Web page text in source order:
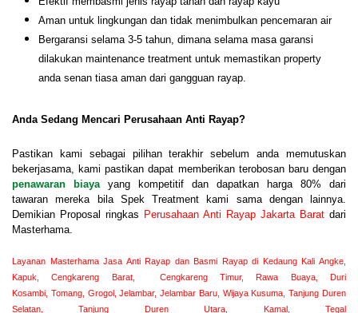
Aman untuk lingkungan dan tidak menimbulkan pencemaran air
Bergaransi selama 3-5 tahun, dimana selama masa garansi
dilakukan maintenance treatment untuk memastikan property
anda senan tiasa aman dari gangguan rayap.
Anda Sedang Mencari Perusahaan Anti Rayap?
Pastikan kami sebagai pilihan terakhir sebelum anda memutuskan
bekerjasama, kami pastikan dapat memberikan terobosan baru dengan
penawaran biayayang kompetitif dan dapatkan harga 80% dari
tawaran mereka bila Spek Treatment kami sama dengan lainnya.
Demikian Proposal ringkas Perusahaan Anti Rayap Jakarta Barat dari
Masterhama.
Layanan Masterhama Jasa Anti Rayap dan Basmi Rayap di Kedaung Kali Angke,
Kapuk, Cengkareng Barat, Cengkareng Timur, Rawa Buaya, Duri
Kosambi, Tomang, Grogol, Jelambar, Jelambar Baru, Wijaya Kusuma, Tanjung Duren
Selatan, Tanjung Duren Utara, Kamal, Tegal